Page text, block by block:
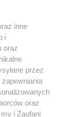
inne
i
oraz
przez
oraz
i Zaufani